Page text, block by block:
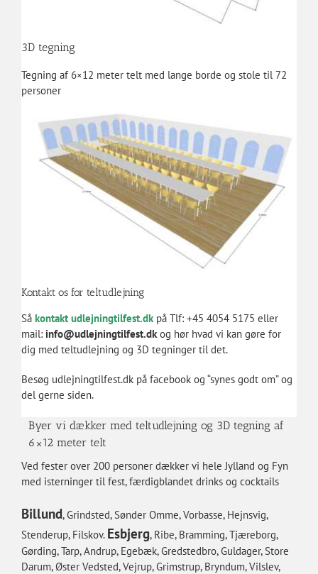
3D tegning
Tegning af 6×12 meter telt med lange borde og stole til 72
personer
Kontakt os for teltudlejning
Så kontakt udlejningtilfest.dkpå Tlf: +45 4054 5175 eller
mail: info@udlejningtilfest.dkog hør hvad vi kan gøre for
dig med teltudlejning og 3D tegninger til det.
Besøg udlejningtilfest.dk på facebookog “synes godt om” og
del gerne siden.
Byer vi dækker med teltudlejning og 3D tegning af
6×12 meter telt
Ved fester over 200 personer dækker vi hele Jylland og Fyn
med isterninger til fest, færdigblandet drinks og cocktails
Billund, Grindsted, Sønder Omme, Vorbasse, Hejnsvig,
Stenderup, Filskov. Esbjerg, Ribe, Bramming, Tjæreborg,
Gørding, Tarp, Andrup, Egebæk, Gredstedbro, Guldager, Store
Darum, Øster Vedsted, Vejrup, Grimstrup, Bryndum, Vilslev,